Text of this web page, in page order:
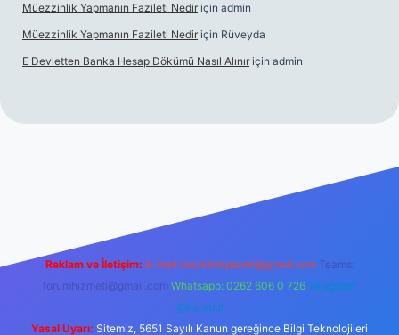
Müezzinlik Yapmanın Fazileti Nedir için admin
Müezzinlik Yapmanın Fazileti Nedir için Rüveyda
E Devletten Banka Hesap Dökümü Nasıl Alınır için admin
Reklam ve İletişim: E-mail: backlinkpaneli@gmail.com Teams:
forumhizmeti@gmail.com Whatsapp: 0262 606 0 726 Telegram:
@karabul
Yasal Uyarı: Sitemiz, 5651 Sayılı Kanun gereğince Bilgi Teknolojileri